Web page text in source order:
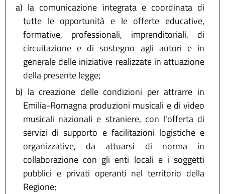
a) la comunicazione integrata e coordinata di
tutte le opportunità e le offerte educative,
formative, professionali, imprenditoriali, di
circuitazione e di sostegno agli autori e in
generale delle iniziative realizzate in attuazione
della presente legge;
b) la creazione delle condizioni per attrarre in
Emilia-Romagna produzioni musicali e di video
musicali nazionali e straniere, con l'offerta di
servizi di supporto e facilitazioni logistiche e
organizzative, da attuarsi di norma in
collaborazione con gli enti locali e i soggetti
pubblici e privati operanti nel territorio della
Regione;